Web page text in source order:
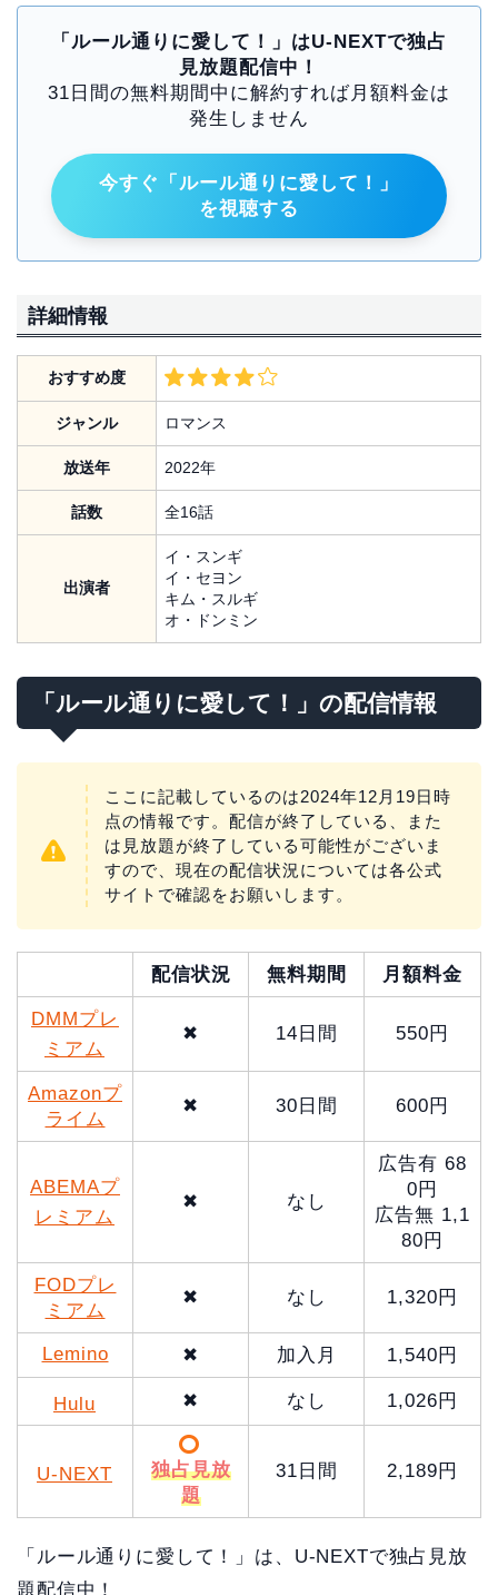
「ルール通りに愛して！」はU-NEXTで独占
見放題配信中！
31日間の無料期間中に解約すれば月額料金は
発生しません
今すぐ「ルール通りに愛して！」
を視聴する
詳細情報
おすすめ度
ジャンル ロマンス
放送年 2022年
話数 全16話
出演者
イ・スンギ
イ・セヨン
キム・スルギ
オ・ドンミン
「ルール通りに愛して！」の配信情報
ここに記載しているのは2024年12月19日時
点の情報です。配信が終了している、また
は見放題が終了している可能性がございま
すので、現在の配信状況については各公式
サイトで確認をお願いします。
配信状況 無料期間 月額料金
DMMプレ
ミアム
✖ 14日間 550円
Amazonプ
ライム
✖ 30日間 600円
ABEMAプ
レミアム
✖ なし
広告有 68
0円
広告無 1,1
80円
FODプレ
ミアム
✖ なし 1,320円
Lemino ✖ 加入月 1,540円
Hulu ✖ なし 1,026円
U-NEXT
独占見放
題
31日間 2,189円
「ルール通りに愛して！」は、U-NEXTで独占見放
題配信中！